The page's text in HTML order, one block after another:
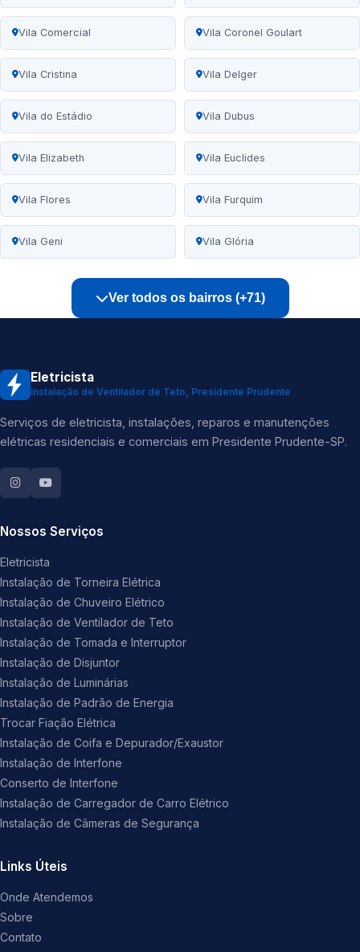
Vila Comercial Vila Coronel Goulart
Vila Cristina Vila Delger
Vila do Estádio Vila Dubus
Vila Elizabeth Vila Euclides
Vila Flores Vila Furquim
Vila Geni Vila Glória
Ver todos os bairros (+71)
Eletricista
Instalação de Ventilador de Teto, Presidente Prudente
Serviços de eletricista, instalações, reparos e manutenções
elétricas residenciais e comerciais em Presidente Prudente-SP.
Nossos Serviços
Eletricista
Instalação de Torneira Elétrica
Instalação de Chuveiro Elétrico
Instalação de Ventilador de Teto
Instalação de Tomada e Interruptor
Instalação de Disjuntor
Instalação de Luminárias
Instalação de Padrão de Energia
Trocar Fiação Elétrica
Instalação de Coifa e Depurador/Exaustor
Instalação de Interfone
Conserto de Interfone
Instalação de Carregador de Carro Elétrico
Instalação de Câmeras de Segurança
Links Úteis
Onde Atendemos
Sobre
Contato